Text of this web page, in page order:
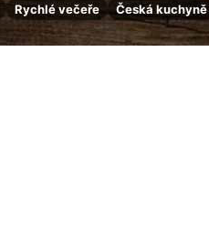
Rychlé večeře Česká kuchyně